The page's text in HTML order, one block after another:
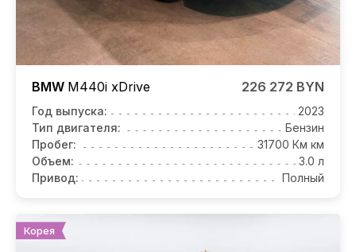
BMW M440i xDrive 226 272 BYN
Год выпуска:
2023
Тип двигателя:
Бензин
Пробег:
31700 Км км
Объем:
3.0 л
Привод:
Полный
Корея